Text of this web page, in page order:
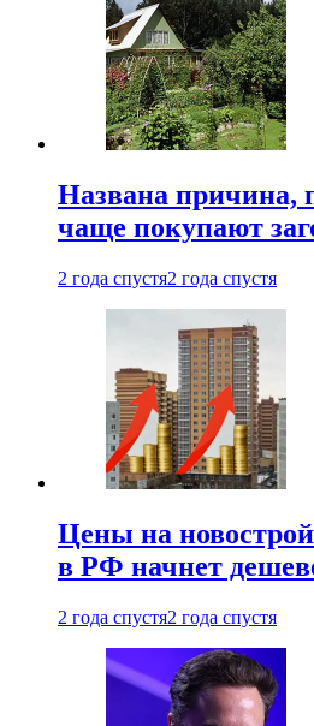
Названа причина,
чаще покупают
2 года спустя2 года спустя
Цены на
в РФ начнет
2 года спустя2 года спустя